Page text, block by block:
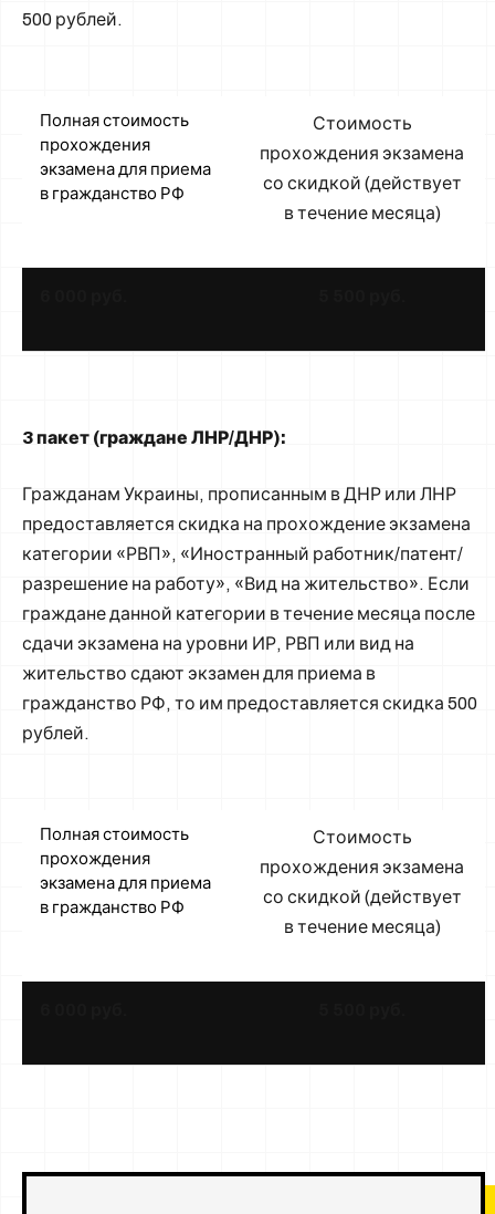
500 рублей.
Полная стоимость
прохождения
экзамена для приема
в гражданство РФ
Стоимость
прохождения экзамена
со скидкой (действует
в течение месяца)
3 пакет (граждане ЛНР/ДНР):
Гражданам Украины, прописанным в ДНР или ЛНР
предоставляется скидка на прохождение экзамена
категории «РВП», «Иностранный работник/патент/
разрешение на работу», «Вид на жительство». Если
граждане данной категории в течение месяца после
сдачи экзамена на уровни ИР, РВП или вид на
жительство сдают экзамен для приема в
гражданство РФ, то им предоставляется скидка 500
рублей.
Полная стоимость
прохождения
экзамена для приема
в гражданство РФ
Стоимость
прохождения экзамена
со скидкой (действует
в течение месяца)